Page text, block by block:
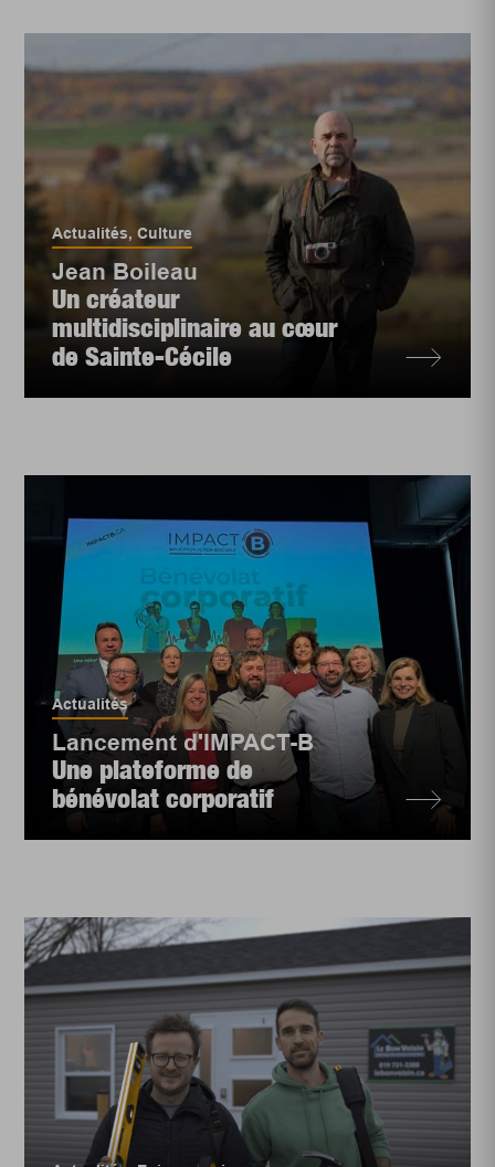
Actualités,Culture
Jean Boileau
Un créateur
multidisciplinaire au cœur
de Sainte-Cécile
Actualités
Lancement d'IMPACT-B
Une plateforme de
bénévolat corporatif